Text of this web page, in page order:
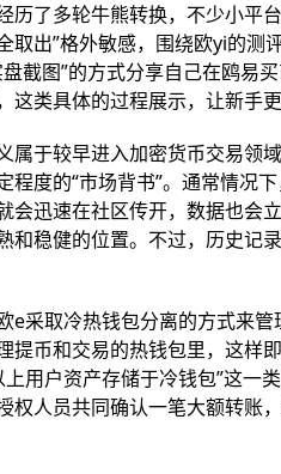
历了多轮牛熊转换，不少小平
取出”格外敏感，围绕欧yi的
截图”的方式分享自己在鸥易
这类具体的过程展示，让新手
属于较早进入加密货币交易领
程度的“市场背书”。通常情况
会迅速在社区传开，数据也会
和稳健的位置。不过，历史记
e采取冷热钱包分离的方式来
提币和交易的热钱包里，这样
上用户资产存储于冷钱包”这
权人员共同确认一笔大额转账